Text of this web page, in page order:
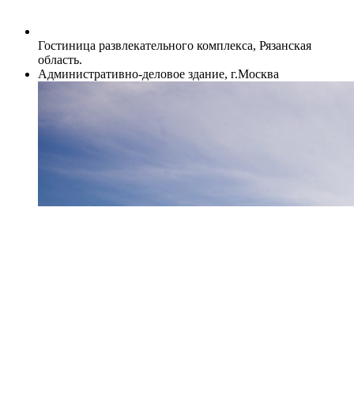
Гостиница развлекательного комплекса, Рязанская
область.
Административно-деловое здание, г.Москва